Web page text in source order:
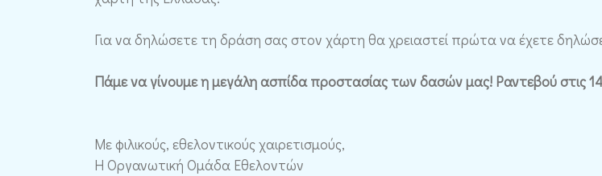
Για να δηλώσετε τη δράση σας στον χάρτη θα χρειαστεί πρώτα να έχετε
Πάμε να γίνουμε η μεγάλη ασπίδα προστασίας των δασών μας! Ραντεβού στις
Με φιλικούς, εθελοντικούς χαιρετισμούς,
Η Οργανωτική Ομάδα Εθελοντών